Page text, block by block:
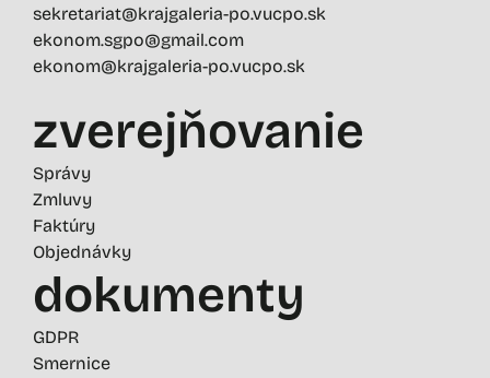
sekretariat@krajgaleria-po.vucpo.sk
ekonom.sgpo@gmail.com
ekonom@krajgaleria-po.vucpo.sk
zverejňovanie
Správy
Zmluvy
Faktúry
Objednávky
dokumenty
GDPR
Smernice